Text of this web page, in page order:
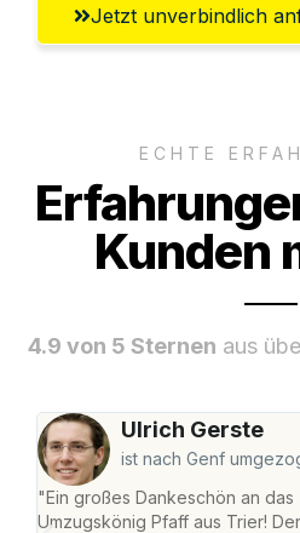
Jetzt unverbindlich
ECHTE
Kunden
4.9 von 5 Sternen aus
Ulrich Gerste
ist nach Genf
"Ein großes Dankeschön an das
Umzugskönig Pfaff aus Trier!